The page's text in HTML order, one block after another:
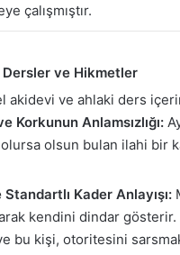
çalışmıştır.
Dersler ve Hikmetler
akidevi ve ahlaki ders
Korkunun Anlamsızlığı:
olsun bulan ilahi bir
Standartlı Kader Anlayışı:
kendini dindar
bu kişi, otoritesini